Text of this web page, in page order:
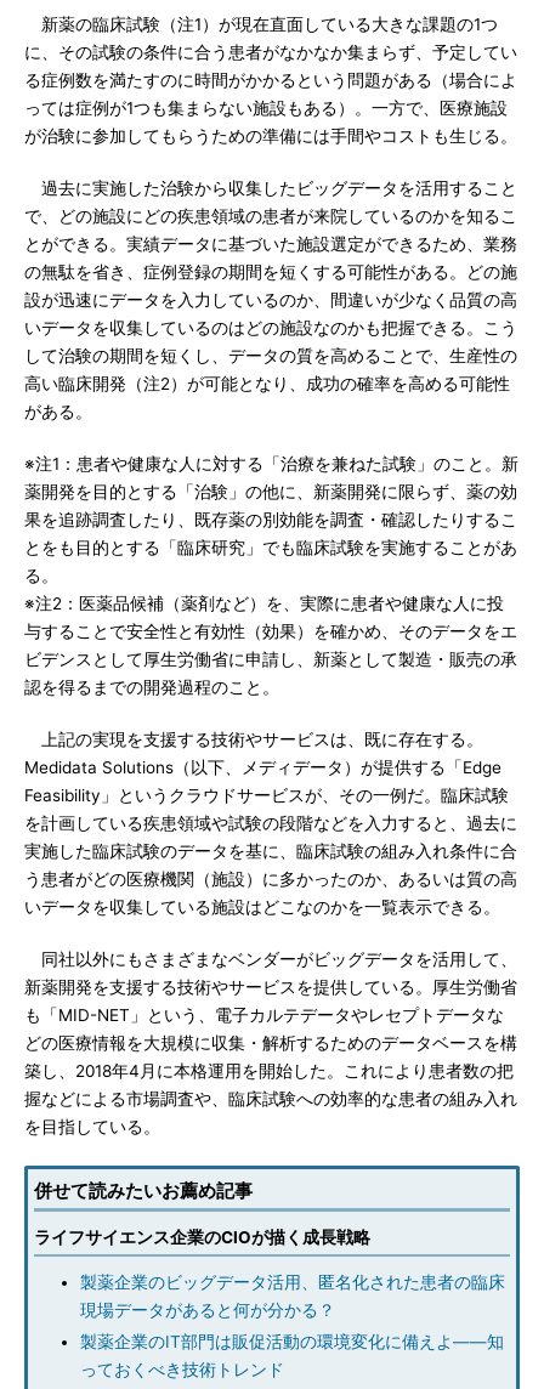
新薬の臨床試験（注1）が現在直面している大きな課題の1つ
に、その試験の条件に合う患者がなかなか集まらず、予定してい
る症例数を満たすのに時間がかかるという問題がある（場合によ
っては症例が1つも集まらない施設もある）。一方で、医療施設
が治験に参加してもらうための準備には手間やコストも生じる。
過去に実施した治験から収集したビッグデータを活用すること
で、どの施設にどの疾患領域の患者が来院しているのかを知るこ
とができる。実績データに基づいた施設選定ができるため、業務
の無駄を省き、症例登録の期間を短くする可能性がある。どの施
設が迅速にデータを入力しているのか、間違いが少なく品質の高
いデータを収集しているのはどの施設なのかも把握できる。こう
して治験の期間を短くし、データの質を高めることで、生産性の
高い臨床開発（注2）が可能となり、成功の確率を高める可能性
がある。
※注1：患者や健康な人に対する「治療を兼ねた試験」のこと。新
薬開発を目的とする「治験」の他に、新薬開発に限らず、薬の効
果を追跡調査したり、既存薬の別効能を調査・確認したりするこ
とをも目的とする「臨床研究」でも臨床試験を実施することがあ
る。
※注2：医薬品候補（薬剤など）を、実際に患者や健康な人に投
与することで安全性と有効性（効果）を確かめ、そのデータをエ
ビデンスとして厚生労働省に申請し、新薬として製造・販売の承
認を得るまでの開発過程のこと。
上記の実現を支援する技術やサービスは、既に存在する。
Medidata Solutions（以下、メディデータ）が提供する「Edge
Feasibility」というクラウドサービスが、その一例だ。臨床試験
を計画している疾患領域や試験の段階などを入力すると、過去に
実施した臨床試験のデータを基に、臨床試験の組み入れ条件に合
う患者がどの医療機関（施設）に多かったのか、あるいは質の高
いデータを収集している施設はどこなのかを一覧表示できる。
同社以外にもさまざまなベンダーがビッグデータを活用して、
新薬開発を支援する技術やサービスを提供している。厚生労働省
も「MID-NET」という、電子カルテデータやレセプトデータな
どの医療情報を大規模に収集・解析するためのデータベースを構
築し、2018年4月に本格運用を開始した。これにより患者数の把
握などによる市場調査や、臨床試験への効率的な患者の組み入れ
を目指している。
併せて読みたいお薦め記事
ライフサイエンス企業のCIOが描く成長戦略
製薬企業のビッグデータ活用、匿名化された患者の臨床
現場データがあると何が分かる？
製薬企業のIT部門は販促活動の環境変化に備えよ――知
っておくべき技術トレンド